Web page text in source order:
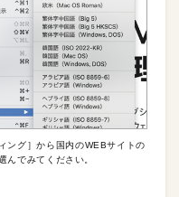
ング］から国内のWEBサイトの
でみてください。